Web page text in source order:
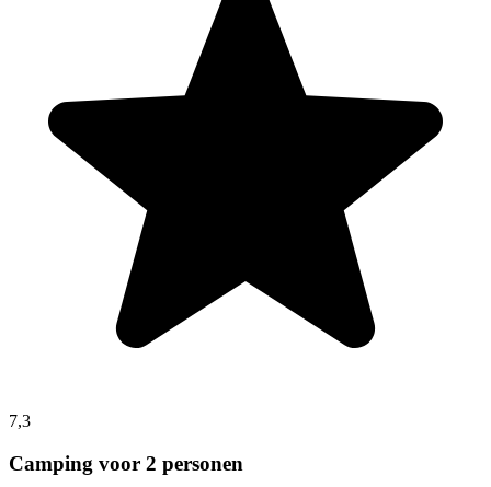
7,3
Camping voor 2 personen